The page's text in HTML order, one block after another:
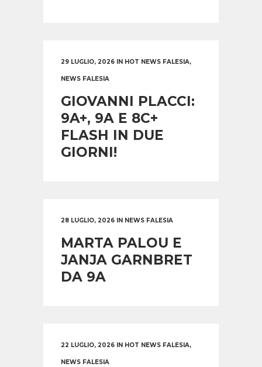
29 LUGLIO, 2026 IN HOT NEWS FALESIA,
NEWS FALESIA
GIOVANNI PLACCI:
9A+, 9A E 8C+
FLASH IN DUE
GIORNI!
28 LUGLIO, 2026 IN NEWS FALESIA
MARTA PALOU E
JANJA GARNBRET
DA 9A
22 LUGLIO, 2026 IN HOT NEWS FALESIA,
NEWS FALESIA